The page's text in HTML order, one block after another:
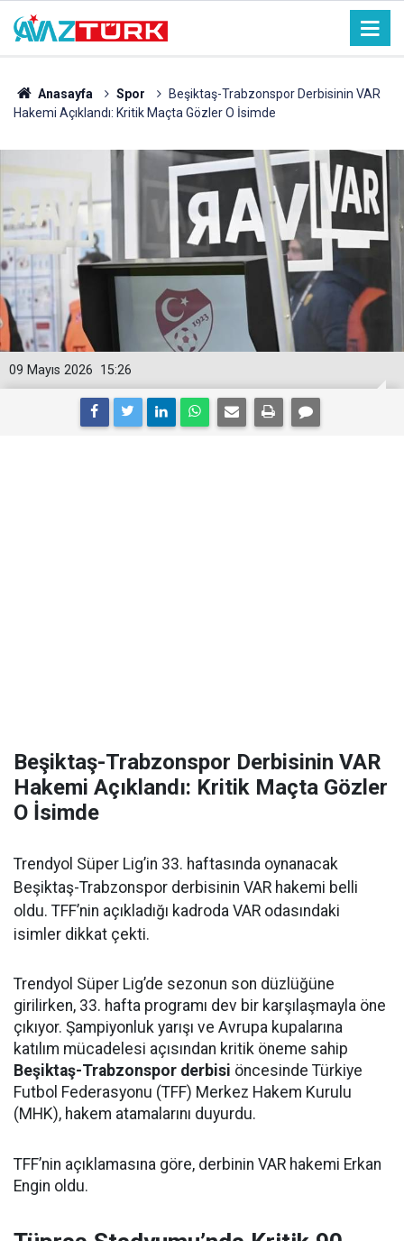
Anasayfa Spor
Beşiktaş-Trabzonspor Derbisinin VAR
Hakemi Açıklandı: Kritik Maçta Gözler O İsimde
15:26
09 Mayıs 2026
Beşiktaş-Trabzonspor Derbisinin VAR
Hakemi Açıklandı: Kritik Maçta Gözler
O İsimde
Trendyol Süper Lig’in 33. haftasında oynanacak
Beşiktaş-Trabzonspor derbisinin VAR hakemi belli
oldu. TFF’nin açıkladığı kadroda VAR odasındaki
isimler dikkat çekti.
Trendyol Süper Lig’de sezonun son düzlüğüne
girilirken, 33. hafta programı dev bir karşılaşmayla öne
çıkıyor. Şampiyonluk yarışı ve Avrupa kupalarına
katılım mücadelesi açısından kritik öneme sahip
Beşiktaş-Trabzonspor derbisi öncesinde Türkiye
Futbol Federasyonu (TFF) Merkez Hakem Kurulu
(MHK), hakem atamalarını duyurdu.
TFF’nin açıklamasına göre, derbinin VAR hakemi Erkan
Engin oldu.